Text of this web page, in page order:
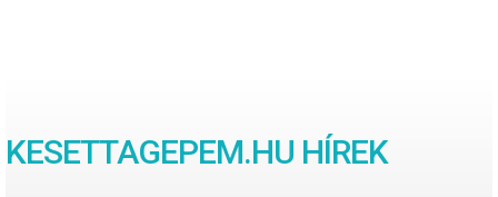
KESETTAGEPEM.HU HÍREK